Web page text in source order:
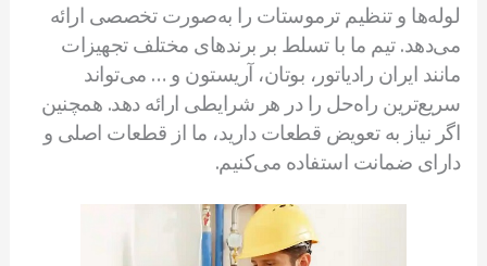
لوله‌ها و تنظیم ترموستات را به‌صورت تخصصی ارائه
می‌دهد. تیم ما با تسلط بر برندهای مختلف تجهیزات
مانند ایران رادیاتور، بوتان، آریستون و … می‌تواند
سریع‌ترین راه‌حل را در هر شرایطی ارائه دهد. همچنین
اگر نیاز به تعویض قطعات دارید، ما از قطعات اصلی و
دارای ضمانت استفاده می‌کنیم.